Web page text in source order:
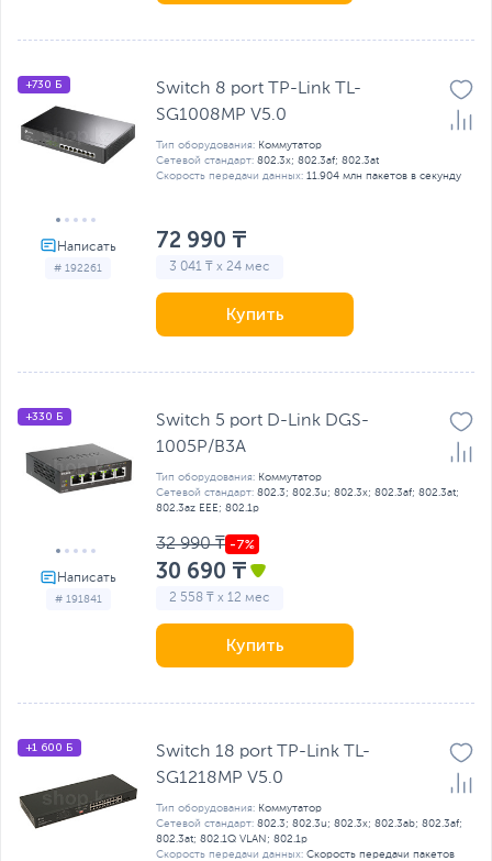
# 192261
+730 Б
Switch 8 port TP-Link TL-
SG1008MP V5.0
Тип оборудования: Коммутатор
Сетевой стандарт: 802.3x; 802.3af; 802.3at
Скорость передачи данных: 11.904 млн пакетов в секунду
72 990 ₸
3 041 ₸ x 24 мес
Купить
# 191841
+330 Б
Switch 5 port D-Link DGS-
1005P/B3A
Тип оборудования: Коммутатор
Сетевой стандарт: 802.3; 802.3u; 802.3x; 802.3af; 802.3at;
802.3az EEE; 802.1р
32 990 ₸
30 690 ₸
2 558 ₸ x 12 мес
Купить
+1 600 Б
Switch 18 port TP-Link TL-
SG1218MP V5.0
Тип оборудования: Коммутатор
Сетевой стандарт: 802.3; 802.3u; 802.3x; 802.3ab; 802.3af;
802.3at; 802.1Q VLAN; 802.1р
Скорость передачи данных: Скорость передачи пакетов